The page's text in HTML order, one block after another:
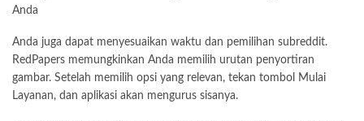
Anda
Anda juga dapat menyesuaikan waktu dan pemilihan subreddit.
RedPapers memungkinkan Anda memilih urutan penyortiran
gambar. Setelah memilih opsi yang relevan, tekan tombol Mulai
Layanan, dan aplikasi akan mengurus sisanya.